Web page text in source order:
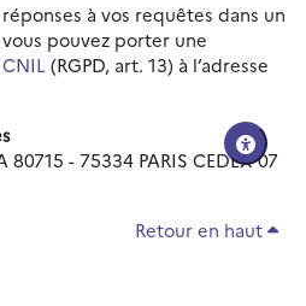
à vos requêtes dans un
pouvez porter une
CNIL (RGPD, art. 13) à l’adresse
- 75334 PARIS CEDEX 07
Retour en haut